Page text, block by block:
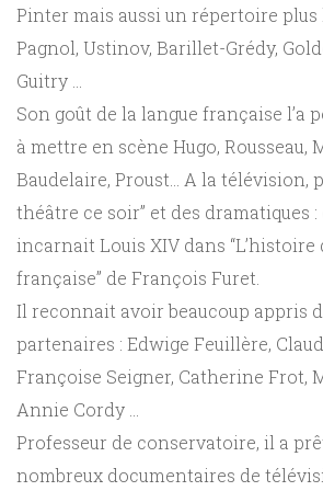
Pinter mais aussi un répertoire plus
Pagnol, Ustinov, Barillet-Grédy,
Guitry …
Son goût de la langue française l’a
à mettre en scène Hugo, Rousseau,
Baudelaire, Proust… A la télévision,
théâtre ce soir” et des dramatiques :
incarnait Louis XIV dans
française” de François Furet.
Il reconnait avoir beaucoup appris
partenaires : Edwige Feuillère,
Françoise Seigner, Catherine Frot,
Annie Cordy …
Professeur de conservatoire, il a
nombreux documentaires de